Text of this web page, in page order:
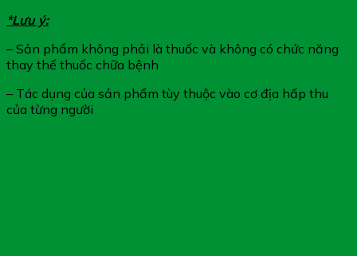
*Lưu ý:
– Sản phẩm không phải là thuốc và không có chức năng
thay thế thuốc chữa bệnh
– Tác dụng của sản phẩm tùy thuộc vào cơ địa hấp thu
của từng người